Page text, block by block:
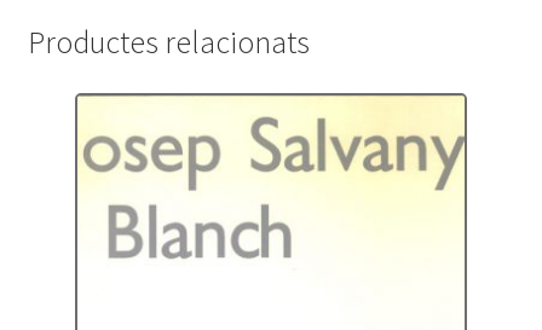
Productes relacionats